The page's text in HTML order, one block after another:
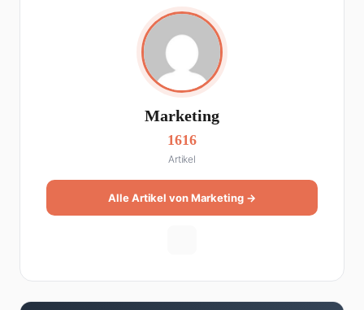
Marketing
1616
Artikel
Alle Artikel von Marketing →